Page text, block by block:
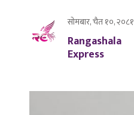
सोमबार, चैत १०, २०८१
Rangashala
Express